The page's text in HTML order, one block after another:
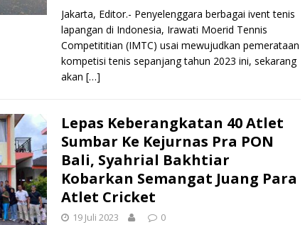
Jakarta, Editor.- Penyelenggara berbagai ivent tenis
lapangan di Indonesia, Irawati Moerid Tennis
Competititian (IMTC) usai mewujudkan pemerataan
kompetisi tenis sepanjang tahun 2023 ini, sekarang
akan […]
Lepas Keberangkatan 40 Atlet
Sumbar Ke Kejurnas Pra PON
Bali, Syahrial Bakhtiar
Kobarkan Semangat Juang Para
Atlet Cricket
19 Juli 2023 0